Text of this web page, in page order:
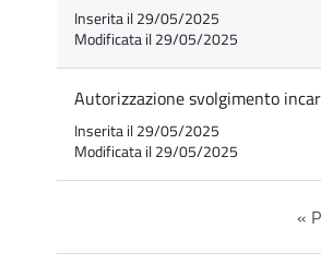
Inserita il 29/05/2025
Modificata il 29/05/2025
Autorizzazione svolgimento
Inserita il 29/05/2025
Modificata il 29/05/2025
«